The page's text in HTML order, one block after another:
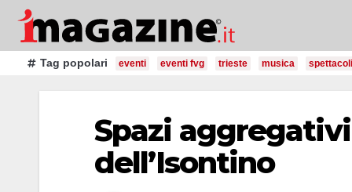
Salta
contenutoTag popolari eventi eventi fvg trieste musica spettacoli
Spazi
dell’Isontino